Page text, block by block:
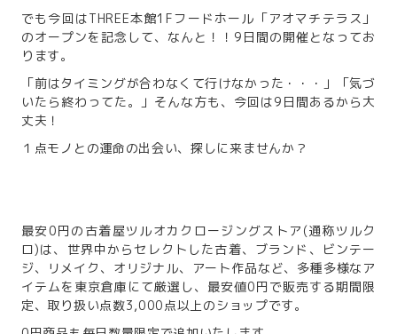
でも今回はTHREE本館1Fフードホール「アオマチテラス」
のオープンを記念して、なんと！！9日間の開催となってお
ります。
「前はタイミングが合わなくて行けなかった・・・」「気づ
いたら終わってた。」そんな方も、今回は9日間あるから大
丈夫！
１点モノとの運命の出会い、探しに来ませんか？
最安0円の古着屋ツルオカクロージングストア(通称ツルク
ロ)は、世界中からセレクトした古着、ブランド、ビンテー
ジ、リメイク、オリジナル、アート作品など、多種多様なア
イテムを東京倉庫にて厳選し、最安値0円で販売する期間限
定、取り扱い点数3,000点以上のショップです。